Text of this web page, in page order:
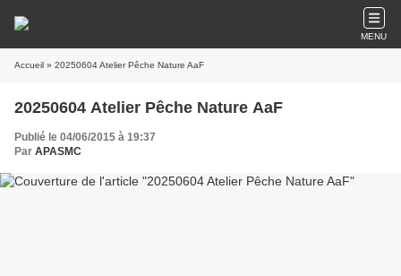
MENU
Accueil » 20250604 Atelier Pêche Nature AaF
20250604 Atelier Pêche Nature AaF
Publié le 04/06/2015 à 19:37
Par APASMC